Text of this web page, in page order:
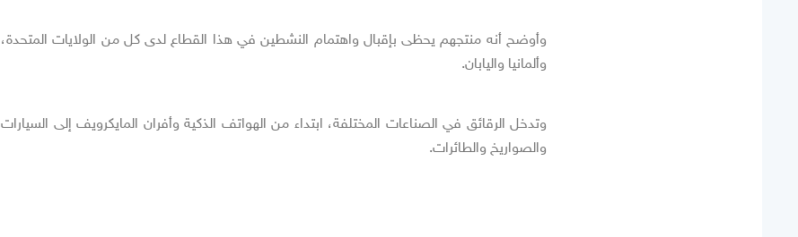
وأوضح أنه منتجهم يحظى بإقبال واهتمام النشطين في هذا القطاع لدى كل من الولايات المتحدة،
وألمانيا واليابان.
وتدخل الرقائق في الصناعات المختلفة، ابتداء من الهواتف الذكية وأفران المايكرويف إلى السيارات
والصواريخ والطائرات.